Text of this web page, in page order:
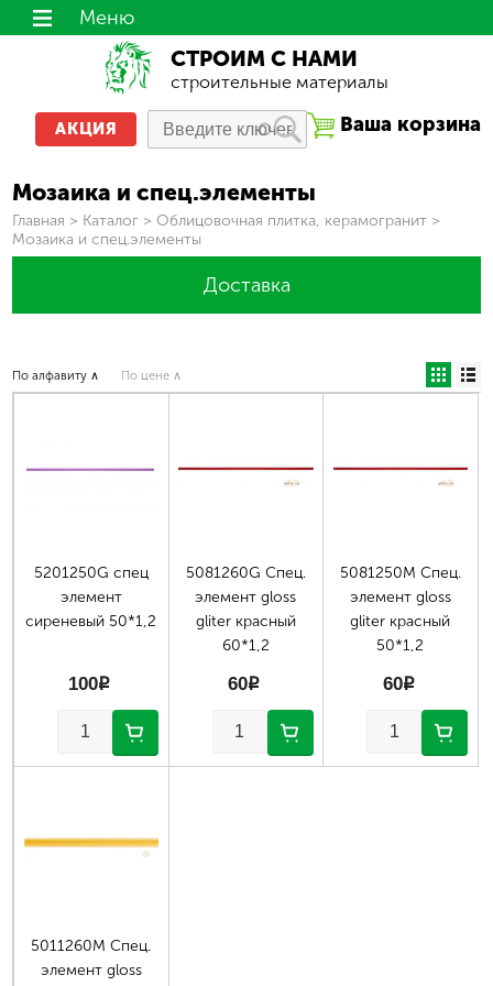
СТРОИМ С НАМИ
строительные материалы
Ваша корзина
АКЦИЯ
Меню
Мозаика и спец.элементы
Вы здесь
Главная > Каталог > Облицовочная плитка, керамогранит >
Мозаика и спец.элементы
Доставка
По алфавиту ∧ По цене ∧
5201250G спец
элемент
сиреневый 50*1,2
100p
5081260G Спец.
элемент gloss
gliter красный
60*1,2
60p
5081250М Спец.
элемент gloss
gliter красный
50*1,2
60p
5011260М Спец.
элемент gloss